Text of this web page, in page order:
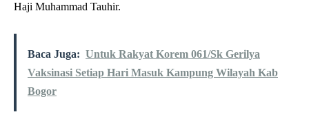
Haji Muhammad Tauhir.
Baca Juga: Untuk Rakyat Korem 061/Sk Gerilya
Vaksinasi Setiap Hari Masuk Kampung Wilayah Kab
Bogor